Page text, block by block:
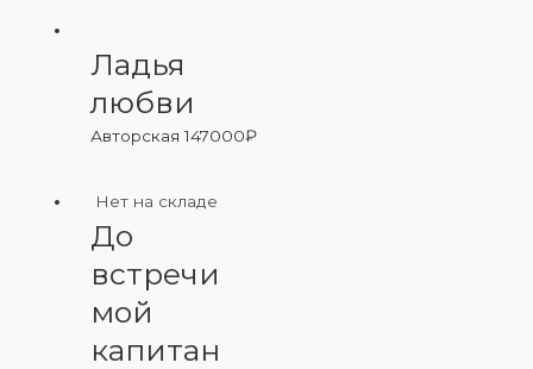
Ладья
любви
Авторская147000₽
Нет на складе
До
встречи
мой
капитан